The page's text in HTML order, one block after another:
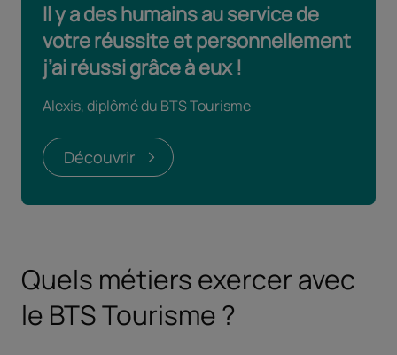
Il y a des humains au service de
votre réussite et personnellement
j’ai réussi grâce à eux !
Alexis, diplômé du BTS Tourisme
Découvrir
Quels métiers exercer avec
le BTS Tourisme ?